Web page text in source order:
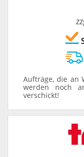
Aufträge, die an
werden noch
verschickt!